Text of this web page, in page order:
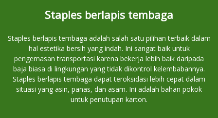
Staples berlapis tembaga
Staples berlapis tembaga adalah salah satu pilihan terbaik dalam
hal estetika bersih yang indah. Ini sangat baik untuk
pengemasan transportasi karena bekerja lebih baik daripada
baja biasa di lingkungan yang tidak dikontrol kelembabannya.
Staples berlapis tembaga dapat teroksidasi lebih cepat dalam
situasi yang asin, panas, dan asam. Ini adalah bahan pokok
untuk penutupan karton.